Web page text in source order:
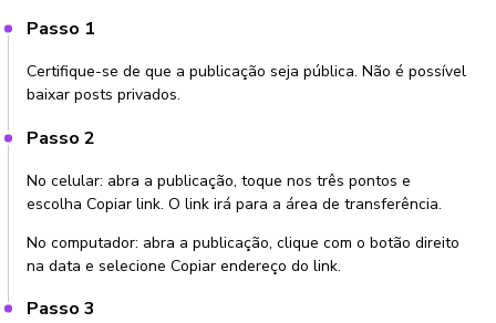
Passo 1
Certifique-se de que a publicação seja pública. Não é possível
baixar posts privados.
Passo 2
No celular: abra a publicação, toque nos três pontos e
escolha Copiar link. O link irá para a área de transferência.
No computador: abra a publicação, clique com o botão direito
na data e selecione Copiar endereço do link.
Passo 3